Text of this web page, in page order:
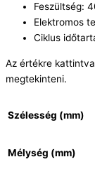
Feszültség:
Elektromos
Ciklus
Az értékre
megtekinteni.
Szélesség (mm)
Mélység (mm)